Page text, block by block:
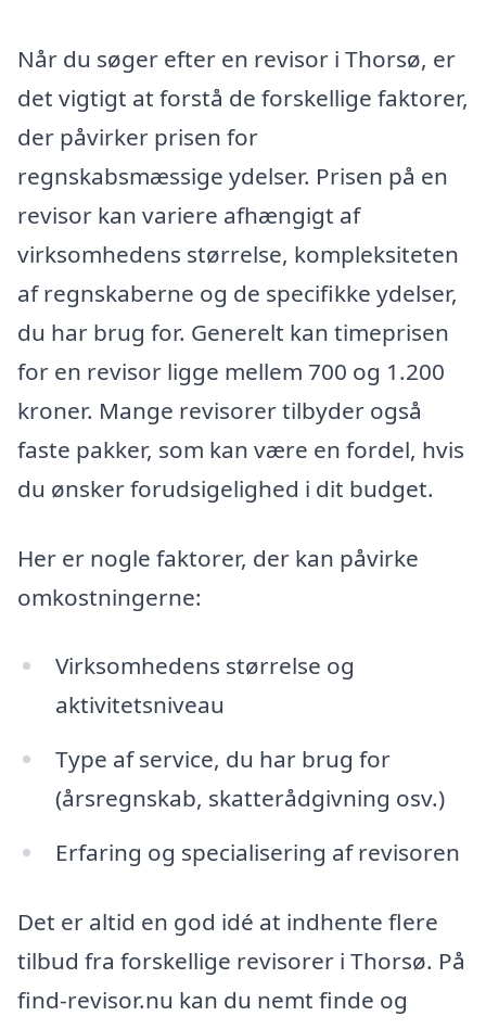
Når du søger efter en revisor i Thorsø, er
det vigtigt at forstå de forskellige faktorer,
der påvirker prisen for
regnskabsmæssige ydelser. Prisen på en
revisor kan variere afhængigt af
virksomhedens størrelse, kompleksiteten
af regnskaberne og de specifikke ydelser,
du har brug for. Generelt kan timeprisen
for en revisor ligge mellem 700 og 1.200
kroner. Mange revisorer tilbyder også
faste pakker, som kan være en fordel, hvis
du ønsker forudsigelighed i dit budget.
Her er nogle faktorer, der kan påvirke
omkostningerne:
Virksomhedens størrelse og
aktivitetsniveau
Type af service, du har brug for
(årsregnskab, skatterådgivning osv.)
Erfaring og specialisering af revisoren
Det er altid en god idé at indhente flere
tilbud fra forskellige revisorer i Thorsø. På
find-revisor.nu kan du nemt finde og